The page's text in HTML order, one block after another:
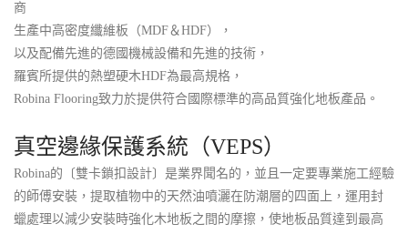
商
生產中高密度纖維板（MDF＆HDF），
以及配備先進的德國機械設備和先進的技術，
羅賓所提供的熱塑硬木HDF為最高規格，
Robina Flooring致力於提供符合國際標準的高品質強化地板產品。
真空邊緣保護系統（VEPS）
Robina的〔雙卡鎖扣設計〕是業界聞名的，並且一定要專業施工經驗
的師傅安裝，提取植物中的天然油噴灑在防潮層的四面上，運用封
蠟處理以減少安裝時強化木地板之間的摩擦，使地板品質達到最高